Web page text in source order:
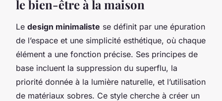
le bien-être à la maison
Le design minimaliste se définit par une épuration
de l’espace et une simplicité esthétique, où chaque
élément a une fonction précise. Ses principes de
base incluent la suppression du superflu, la
priorité donnée à la lumière naturelle, et l’utilisation
de matériaux sobres. Ce style cherche à créer un